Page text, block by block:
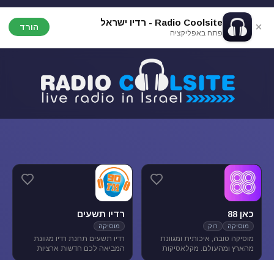
Radio Coolsite - רדיו ישראל
פתח באפליקציה
הורד
כאן 88
מוסיקה רוק
מוסיקה טובה, איכותית ומגוונת
מהארץ ומהעולם. מקלאסיקות
רדיו תשעים
מוסיקה
רדיו תשעים תחנת רדיו מגוונת
המביאה לכם חדשות ארציות